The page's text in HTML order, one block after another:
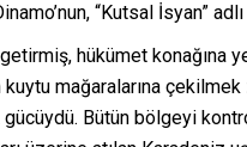
“Kutsal İsyan”
getirmiş, hükümet
mağaralarına
Bütün bölgeyi